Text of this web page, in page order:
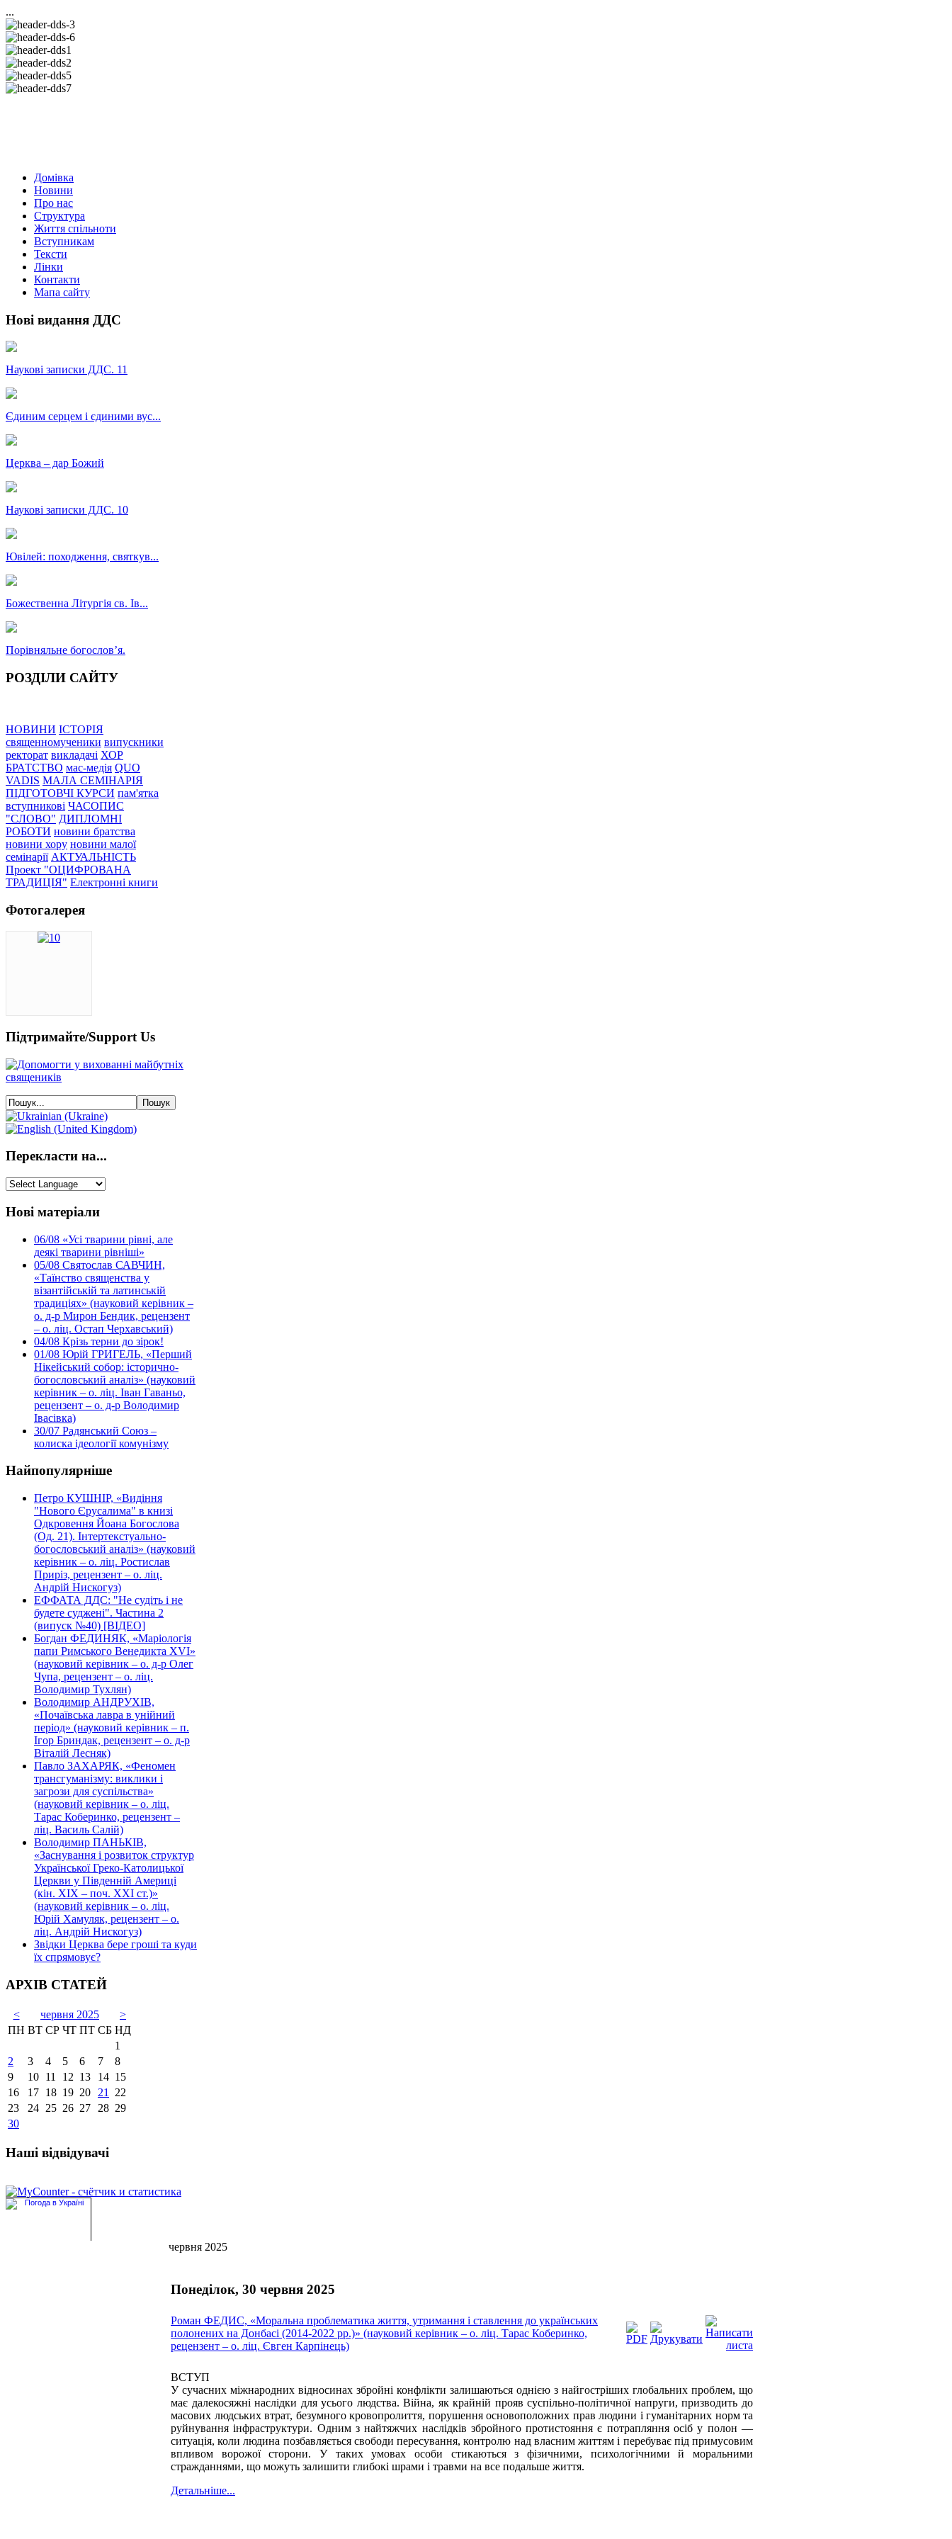
...
Домівка
Новини
Про нас
Структура
Життя спільноти
Вступникам
Тексти
Лінки
Контакти
Мапа сайту
Нові видання ДДС
Наукові записки ДДС. 11
Єдиним серцем і єдиними вус...
Церква – дар Божий
Наукові записки ДДС. 10
Ювілей: походження, святкув...
Божественна Літургія св. Ів...
Порівняльне богословʼя.
РОЗДІЛИ САЙТУ
НОВИНИ ІСТОРІЯ
священномученики випускники
ректорат викладачі ХОР
БРАТСТВО мас-медія QUO
VADIS МАЛА СЕМІНАРІЯ
ПІДГОТОВЧІ КУРСИ пам'ятка
вступникові ЧАСОПИС
"СЛОВО" ДИПЛОМНІ
РОБОТИ новини братства
новини хору новини малої
семінарії АКТУАЛЬНІСТЬ
Проект "ОЦИФРОВАНА
ТРАДИЦІЯ" Електронні книги
Фотогалерея
Підтримайте/Support Us
Перекласти на...
Нові матеріали
06/08 «Усі тварини рівні, але
деякі тварини рівніші»
05/08 Святослав САВЧИН,
«Таїнство священства у
візантійській та латинській
традиціях» (науковий керівник –
о. д-р Мирон Бендик, рецензент
– о. ліц. Остап Черхавський)
04/08 Крізь терни до зірок!
01/08 Юрій ГРИГЕЛЬ, «Перший
Нікейський собор: історично-
богословський аналіз» (науковий
керівник – о. ліц. Іван Гаваньо,
рецензент – о. д-р Володимир
Івасівка)
30/07 Радянський Союз –
колиска ідеології комунізму
Найпопулярніше
Петро КУШНІР, «Видіння
"Нового Єрусалима" в книзі
Одкровення Йоана Богослова
(Од. 21). Інтертекстуально-
богословський аналіз» (науковий
керівник – о. ліц. Ростислав
Приріз, рецензент – о. ліц.
Андрій Нискогуз)
ЕФФАТА ДДС: "Не судіть і не
будете суджені". Частина 2
(випуск №40) [ВІДЕО]
Богдан ФЕДИНЯК, «Маріологія
папи Римського Венедикта XVI»
(науковий керівник – о. д-р Олег
Чупа, рецензент – о. ліц.
Володимир Тухлян)
Володимир АНДРУХІВ,
«Почаївська лавра в унійний
період» (науковий керівник – п.
Ігор Бриндак, рецензент – о. д-р
Віталій Лесняк)
Павло ЗАХАРЯК, «Феномен
трансгуманізму: виклики і
загрози для суспільства»
(науковий керівник – о. ліц.
Тарас Коберинко, рецензент –
ліц. Василь Салій)
Володимир ПАНЬКІВ,
«Заснування і розвиток структур
Української Греко-Католицької
Церкви у Південній Америці
(кін. ХІХ – поч. ХХІ ст.)»
(науковий керівник – о. ліц.
Юрій Хамуляк, рецензент – о.
ліц. Андрій Нискогуз)
Звідки Церква бере гроші та куди
їх спрямовує?
АРХІВ СТАТЕЙ
< червня 2025
>
ПН ВТ СР ЧТ ПТ СБ НД
1
2
3 4 5 6 7
8
9
10 11 12 13 14 15
16
17 18 19 20 21
22
23
24 25 26 27 28 29
30
Наші відвідувачі
червня 2025
Понеділок, 30 червня 2025
Роман ФЕДИС, «Моральна проблематика життя, утримання і ставлення до українських
полонених на Донбасі (2014-2022 рр.)» (науковий керівник – о. ліц. Тарас Коберинко,
рецензент – о. ліц. Євген Карпінець)
ВСТУП
У сучасних міжнародних відносинах збройні конфлікти залишаються однією з найгостріших глобальних проблем, що
має далекосяжні наслідки для усього людства. Війна, як крайній прояв суспільно-політичної напруги, призводить до
масових людських втрат, безумного кровопролиття, порушення основоположних прав людини і гуманітарних норм та
руйнування інфраструктури. Одним з найтяжчих наслідків збройного протистояння є потрапляння осіб у полон —
ситуація, коли людина позбавляється свободи пересування, контролю над власним життям і перебуває під примусовим
впливом ворожої сторони. У таких умовах особи стикаються з фізичними, психологічними й моральними
стражданнями, що можуть залишити глибокі шрами і травми на все подальше життя.
Детальніше...